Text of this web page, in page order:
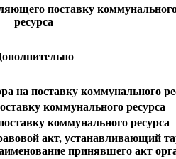
поставку
ресурса
на поставку коммунального
коммунального ресурса
коммунального ресурса
акт, устанавливающий
принявшего акт